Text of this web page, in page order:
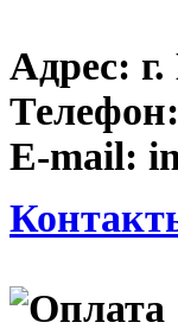
Адрес:
Телефон:
E-mail: